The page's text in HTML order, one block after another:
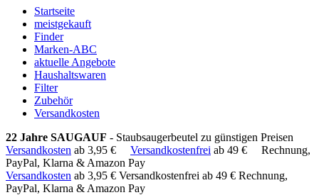
Startseite
meistgekauft
Finder
Marken-ABC
aktuelle Angebote
Haushaltswaren
Filter
Zubehör
Versandkosten
22 Jahre SAUGAUF - Staubsaugerbeutel zu günstigen Preisen
Versandkosten ab 3,95 € Versandkostenfrei ab 49 €
Rechnung,
PayPal, Klarna & Amazon Pay
Versandkosten ab 3,95 € Versandkostenfrei ab 49 € Rechnung,
PayPal, Klarna & Amazon Pay